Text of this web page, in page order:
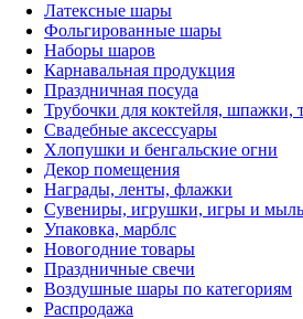
Латексные шары
Фольгированные шары
Наборы шаров
Карнавальная продукция
Праздничная посуда
Трубочки для коктейля, шпажки,
Свадебные аксессуары
Хлопушки и бенгальские огни
Декор помещения
Награды, ленты, флажки
Сувениры, игрушки, игры и
Упаковка, марблс
Новогодние товары
Праздничные свечи
Воздушные шары по категориям
Распродажа